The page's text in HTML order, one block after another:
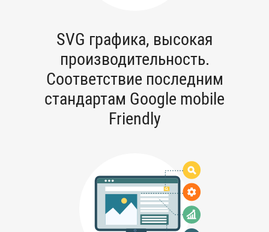
SVG графика, высокая
производительность.
Соответствие последним
стандартам Google mobile
Friendly